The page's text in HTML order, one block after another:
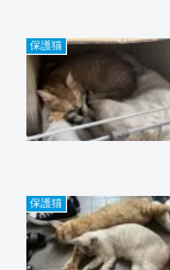
保護猫
保護猫